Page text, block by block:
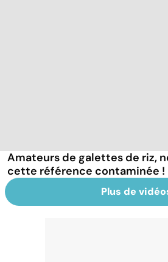
Amateurs de galettes de riz,
cette référence contaminée !
Plus de